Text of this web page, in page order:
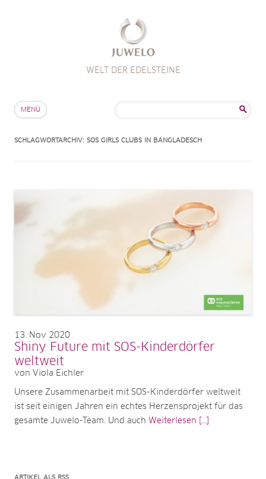
WELT DER EDELSTEINE
MENÜ
SCHLAGWORTARCHIV: SOS GIRLS CLUBS IN BANGLADESCH
13 Nov 2020
Shiny Future mit SOS-Kinderdörfer
weltweit
von Viola Eichler
Unsere Zusammenarbeit mit SOS-Kinderdörfer weltweit
ist seit einigen Jahren ein echtes Herzensprojekt für das
gesamte Juwelo-Team. Und auch Weiterlesen [...]
ARTIKEL ALS RSS